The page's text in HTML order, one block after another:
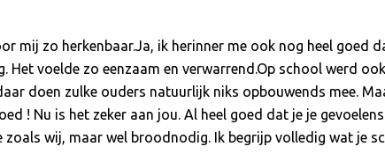
mij zo herkenbaar.Ja, ik herinner me ook nog heel goed
Het voelde zo eenzaam en verwarrend.Op school werd
doen zulke ouders natuurlijk niks opbouwends mee.
! Nu is het zeker aan jou. Al heel goed dat je je
zoals wij, maar wel broodnodig. Ik begrijp volledig wat je